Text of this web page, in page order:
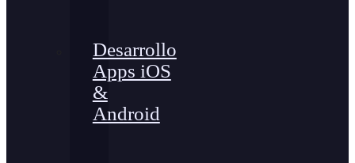
Desarrollo
Apps iOS
&
Android